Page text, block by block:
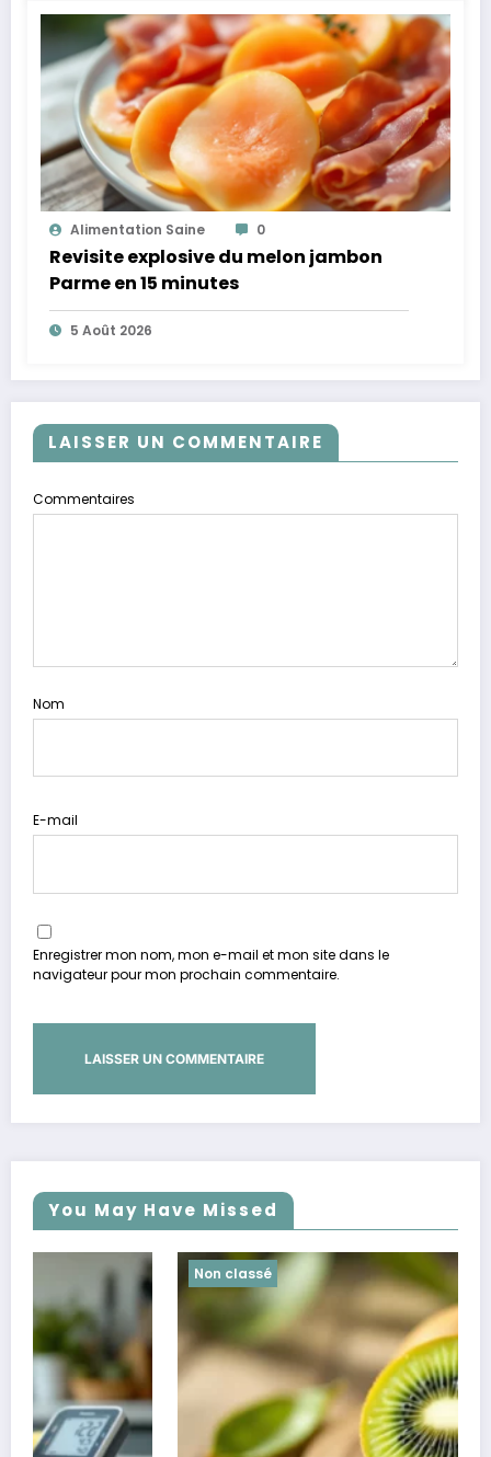
Alimentation Saine 0
Revisite explosive du melon jambon
Parme en 15 minutes
5 Août 2026
LAISSER UN COMMENTAIRE
Commentaires
Nom
E-mail
Enregistrer mon nom, mon e-mail et mon site dans le
navigateur pour mon prochain commentaire.
You May Have Missed
Non classé